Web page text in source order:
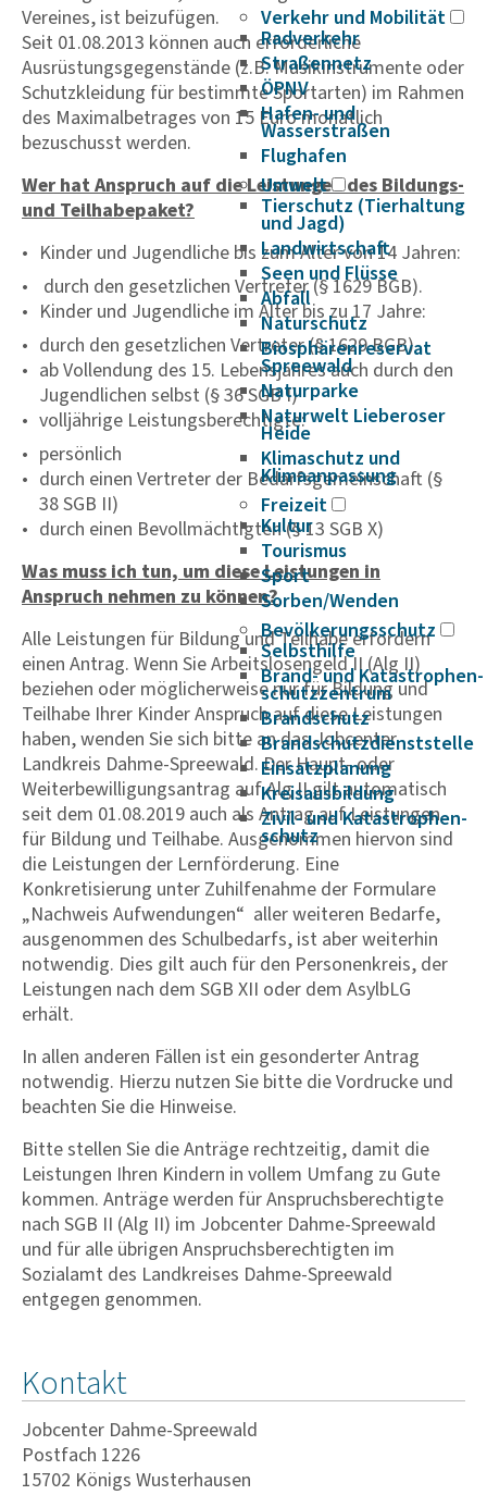
Verkehr und Mobilität
Radverkehr
Straßennetz
ÖPNV
Hafen- und
Wasserstraßen
Flughafen
Umwelt
Tierschutz (Tierhaltung
und Jagd)
Landwirtschaft
Seen und Flüsse
Abfall
Naturschutz
Biosphärenreservat
Spreewald
Naturparke
Naturwelt Lieberoser
Heide
Klimaschutz und
Klimaanpassung
Freizeit
Kultur
Tourismus
Sport
Sorben/Wenden
Bevöl­ke­rungs­schutz
Selbst­hilfe
Brand- und Kata­s­tro­­phen­­
schutz­­zen­trum
Brand­schutz
Brand­schutz­dienst­stelle
Einsatz­pla­nung
Kreis­aus­­bil­­dung
Zivil- und Kata­s­tro­­phen­­
schutz
Vereines, ist beizufügen.
Seit 01.08.2013 können auch erforderliche
Ausrüstungsgegenstände (z.B. Musikinstrumente oder
Schutzkleidung für bestimmte Sportarten) im Rahmen
des Maximalbetrages von 15 Euro monatlich
bezuschusst werden.
Wer hat Anspruch auf die Leistungen des Bildungs-
und Teilhabepaket?
Kinder und Jugendliche bis zum Alter von 14 Jahren:
durch den gesetzlichen Vertreter (§ 1629 BGB).
Kinder und Jugendliche im Alter bis zu 17 Jahre:
durch den gesetzlichen Vertreter (§ 1629 BGB)
ab Vollendung des 15. Lebensjahres auch durch den
Jugendlichen selbst (§ 36 SGB I)
volljährige Leistungsberechtigte:
persönlich
durch einen Vertreter der Bedarfsgemeinschaft (§
38 SGB II)
durch einen Bevollmächtigten (§ 13 SGB X)
Was muss ich tun, um diese Leistungen in
Anspruch nehmen zu können?
Alle Leistungen für Bildung und Teilhabe erfordern
einen Antrag. Wenn Sie Arbeitslosengeld II (Alg II)
beziehen oder möglicherweise nur für Bildung und
Teilhabe Ihrer Kinder Anspruch auf diese Leistungen
haben, wenden Sie sich bitte an das Jobcenter
Landkreis Dahme-Spreewald. Der Haupt- oder
Weiterbewilligungsantrag auf Alg II gilt automatisch
seit dem 01.08.2019 auch als Antrag auf Leistungen
für Bildung und Teilhabe. Ausgenommen hiervon sind
die Leistungen der Lernförderung. Eine
Konkretisierung unter Zuhilfenahme der Formulare
„Nachweis Aufwendungen“ aller weiteren Bedarfe,
ausgenommen des Schulbedarfs, ist aber weiterhin
notwendig. Dies gilt auch für den Personenkreis, der
Leistungen nach dem SGB XII oder dem AsylbLG
erhält.
In allen anderen Fällen ist ein gesonderter Antrag
notwendig. Hierzu nutzen Sie bitte die Vordrucke und
beachten Sie die Hinweise.
Bitte stellen Sie die Anträge rechtzeitig, damit die
Leistungen Ihren Kindern in vollem Umfang zu Gute
kommen. Anträge werden für Anspruchsberechtigte
nach SGB II (Alg II) im Jobcenter Dahme-Spreewald
und für alle übrigen Anspruchsberechtigten im
Sozialamt des Landkreises Dahme-Spreewald
entgegen genommen.
Kontakt
Jobcenter Dahme-Spreewald
Postfach 1226
15702 Königs Wusterhausen